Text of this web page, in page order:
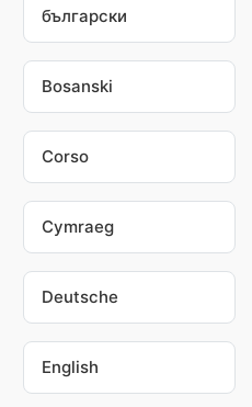
български
Bosanski
Corso
Cymraeg
Deutsche
English